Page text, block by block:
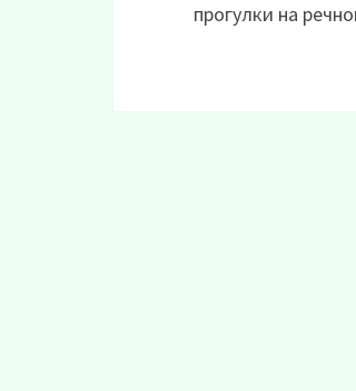
прогулки на